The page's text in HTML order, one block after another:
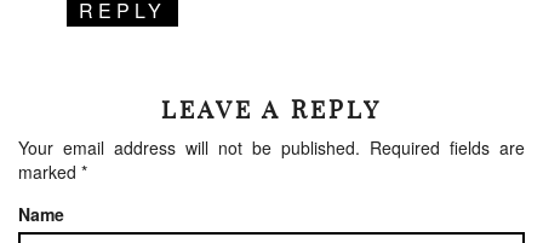
REPLY
LEAVE A REPLY
Your email address will not be published. Required fields are
marked *
Name